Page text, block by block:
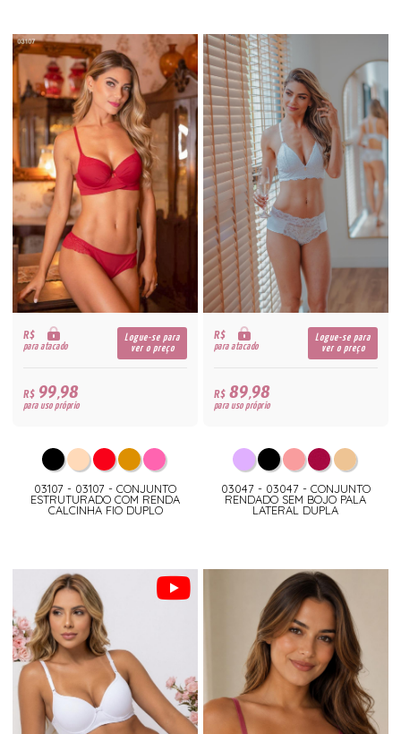
R$
para atacado
Logue-se para
ver o preço
R$99,98
para uso próprio
03107 - 03107 - CONJUNTO
ESTRUTURADO COM RENDA
CALCINHA FIO DUPLO
R$
para atacado
Logue-se para
ver o preço
R$89,98
para uso próprio
03047 - 03047 - CONJUNTO
RENDADO SEM BOJO PALA
LATERAL DUPLA